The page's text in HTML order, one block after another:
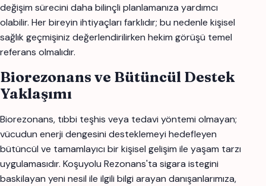
değişim sürecini daha bilinçli planlamanıza yardımcı
olabilir. Her bireyin ihtiyaçları farklıdır; bu nedenle kişisel
sağlık geçmişiniz değerlendirilirken hekim görüşü temel
referans olmalıdır.
Biorezonans ve Bütüncül Destek
Yaklaşımı
Biorezonans, tıbbi teşhis veya tedavi yöntemi olmayan;
vücudun enerji dengesini desteklemeyi hedefleyen
bütüncül ve tamamlayıcı bir kişisel gelişim ile yaşam tarzı
uygulamasıdır. Koşuyolu Rezonans'ta sigara istegini
baskilayan yeni nesil ile ilgili bilgi arayan danışanlarımıza,